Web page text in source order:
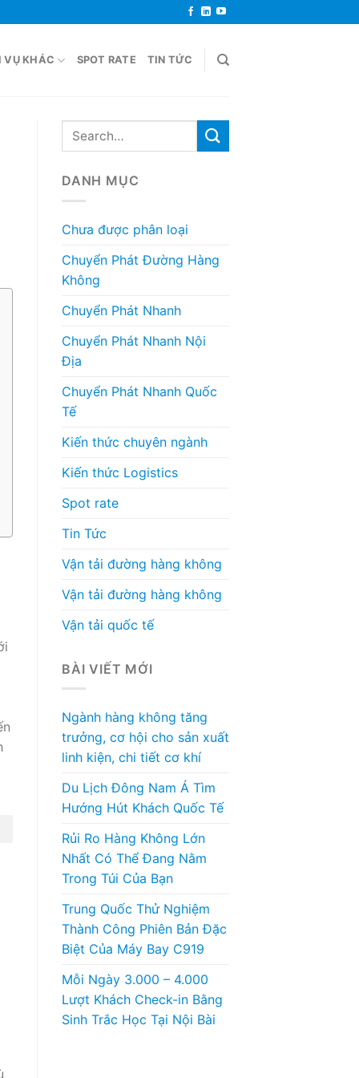
VỤ KHÁC SPOT RATE TIN TỨC
DANH MỤC
Chưa được phân loại
Chuyển Phát Đường Hàng
Không
Chuyển Phát Nhanh
Chuyển Phát Nhanh Nội
Địa
Chuyển Phát Nhanh Quốc
Tế
Kiến thức chuyên ngành
Kiến thức Logistics
Spot rate
Tin Tức
Vận tải đường hàng không
Vận tải đường hàng không
Vận tải quốc tế
BÀI VIẾT MỚI
Ngành hàng không tăng
trưởng, cơ hội cho sản xuất
linh kiện, chi tiết cơ khí
Du Lịch Đông Nam Á Tìm
Hướng Hút Khách Quốc Tế
Rủi Ro Hàng Không Lớn
Nhất Có Thể Đang Nằm
Trong Túi Của Bạn
Trung Quốc Thử Nghiệm
Thành Công Phiên Bản Đặc
Biệt Của Máy Bay C919
Mỗi Ngày 3.000 – 4.000
Lượt Khách Check-in Bằng
Sinh Trắc Học Tại Nội Bài